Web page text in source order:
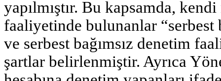
yapılmıştır. Bu kapsamda,
faaliyetinde bulunanlar “serbest
ve serbest bağımsız denetim
şartlar belirlenmiştir. Ayrıca